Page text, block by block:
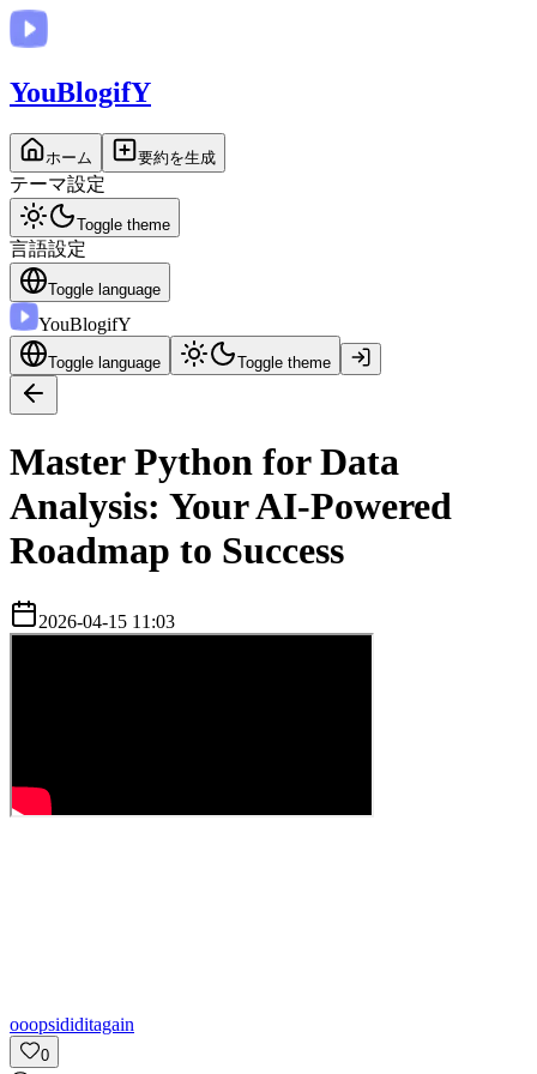
YouBlogifY
ホーム 要約を生成
テーマ設定
Toggle theme
言語設定
Toggle language
YouBlogifY
Toggle language Toggle theme
Master Python for Data
Analysis: Your AI-Powered
Roadmap to Success
2026-04-15 11:03
ooopsididitagain
0